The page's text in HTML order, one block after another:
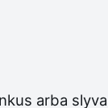
arba